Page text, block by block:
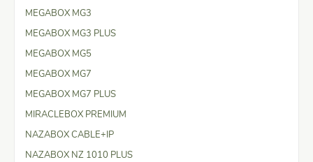
MEGABOX MG3
MEGABOX MG3 PLUS
MEGABOX MG5
MEGABOX MG7
MEGABOX MG7 PLUS
MIRACLEBOX PREMIUM
NAZABOX CABLE+IP
NAZABOX NZ 1010 PLUS